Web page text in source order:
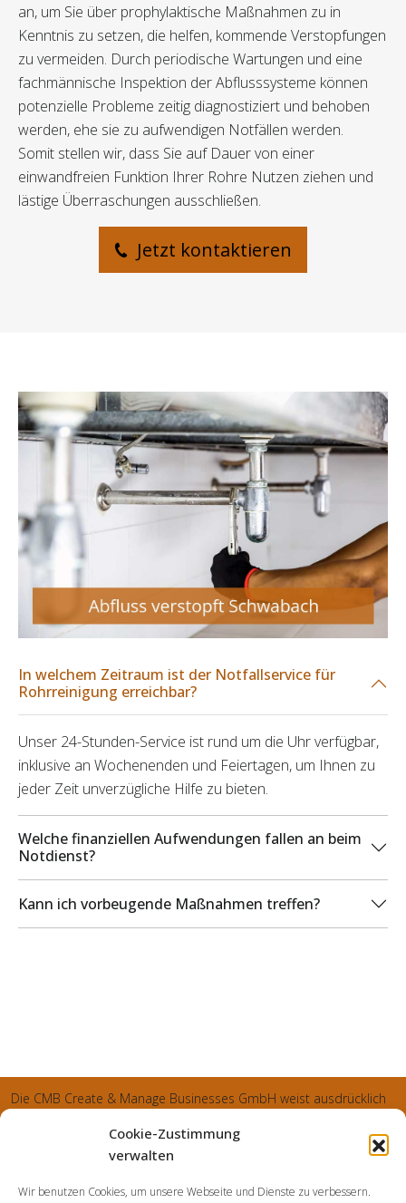
Cookie-Zustimmung
verwalten
Wir benutzen Cookies, um unsere Webseite und Dienste zu verbessern.
an, um Sie über prophylaktische Maßnahmen zu in
Kenntnis zu setzen, die helfen, kommende Verstopfungen
zu vermeiden. Durch periodische Wartungen und eine
fachmännische Inspektion der Abflusssysteme können
potenzielle Probleme zeitig diagnostiziert und behoben
werden, ehe sie zu aufwendigen Notfällen werden.
Somit stellen wir, dass Sie auf Dauer von einer
einwandfreien Funktion Ihrer Rohre Nutzen ziehen und
lästige Überraschungen ausschließen.
Jetzt kontaktieren
In welchem Zeitraum ist der Notfallservice für
Rohrreinigung erreichbar?
Unser 24-Stunden-Service ist rund um die Uhr verfügbar,
inklusive an Wochenenden und Feiertagen, um Ihnen zu
jeder Zeit unverzügliche Hilfe zu bieten.
Welche finanziellen Aufwendungen fallen an beim
Notdienst?
Kann ich vorbeugende Maßnahmen treffen?
Die CMB Create & Manage Businesses GmbH weist ausdrücklich
und sämtliche generierte Aufträge an die SecuPart GmbH
weist nachdrücklich darauf hin, dass wir in manchen Ortschaften